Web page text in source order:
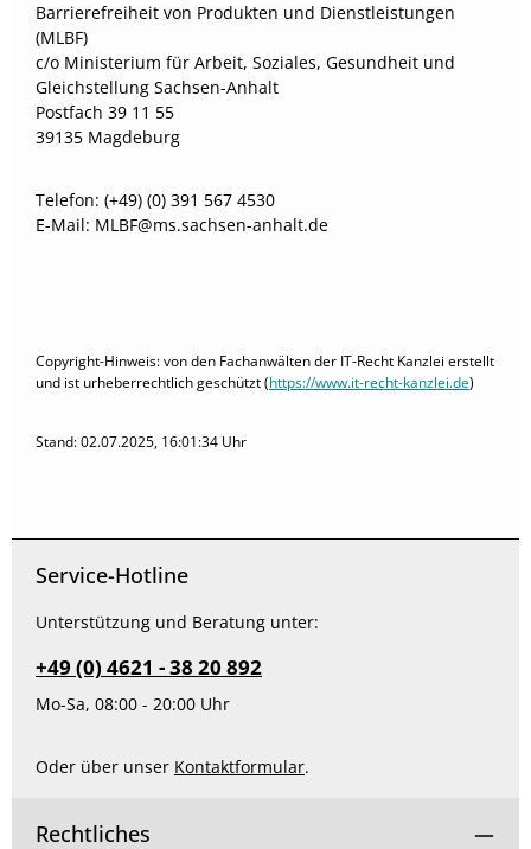
Barrierefreiheit von Produkten und Dienstleistungen
(MLBF)
c/o Ministerium für Arbeit, Soziales, Gesundheit und
Gleichstellung Sachsen-Anhalt
Postfach 39 11 55
39135 Magdeburg
Telefon: (+49) (0) 391 567 4530
E-​Mail: MLBF@ms.sachsen-​anhalt.de
Copyright-Hinweis: von den Fachanwälten der IT-Recht Kanzlei erstellt
und ist urheberrechtlich geschützt (https://www.it-recht-kanzlei.de)
Stand: 02.07.2025, 16:01:34 Uhr
Service-Hotline
Unterstützung und Beratung unter:
+49 (0) 4621 - 38 20 892
Mo-Sa, 08:00 - 20:00 Uhr
Oder über unser Kontaktformular.
Rechtliches